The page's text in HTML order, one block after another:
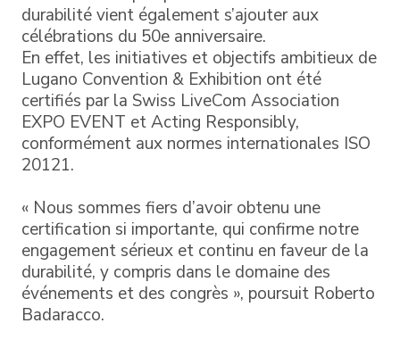
durabilité vient également s’ajouter aux
célébrations du 50e anniversaire.
En effet, les initiatives et objectifs ambitieux de
Lugano Convention & Exhibition ont été
certifiés par la Swiss LiveCom Association
EXPO EVENT et Acting Responsibly,
conformément aux normes internationales ISO
20121.
« Nous sommes fiers d’avoir obtenu une
certification si importante, qui confirme notre
engagement sérieux et continu en faveur de la
durabilité, y compris dans le domaine des
événements et des congrès », poursuit Roberto
Badaracco.